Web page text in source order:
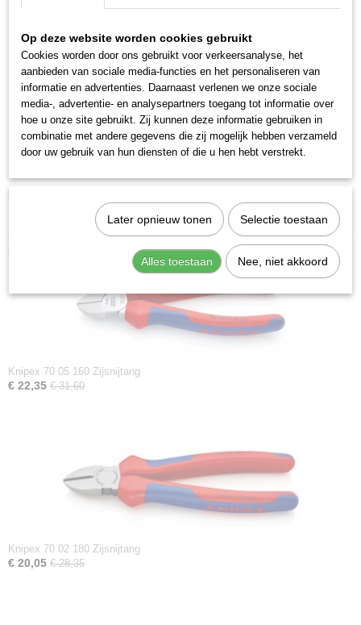
Afmetingen (l,b,h)snijkant met facet
Snijcapaciteiten harde draad (diameter):
1.5 mm
Snijcapaciteit half harde draad (diameter):2.3 mm
Snijcapaciteit pianodraad (diameter):0.6 mm
Snijcapaciteit zachte draad (diameter):0.4 - 3 mm
Kopbreedte: 14.5 mm
16 mm
Bek dikte:9 mm
Datasheet specificaties
Knipex 70 05 160 Zijsnijtang
€ 22,35 € 31,60
Knipex 70 02 180 Zijsnijtang
€ 20,05 € 28,35
Op deze website worden cookies gebruikt
Cookies worden door ons gebruikt voor verkeersanalyse, het
aanbieden van sociale media-functies en het personaliseren van
informatie en advertenties. Daarnaast verlenen we onze sociale
media-, advertentie- en analysepartners toegang tot informatie over
hoe u onze site gebruikt. Zij kunnen deze informatie gebruiken in
combinatie met andere gegevens die zij mogelijk hebben verzameld
door uw gebruik van hun diensten of die u hen hebt verstrekt.
Later opnieuw tonen Selectie toestaan
Alles toestaan Nee, niet akkoord